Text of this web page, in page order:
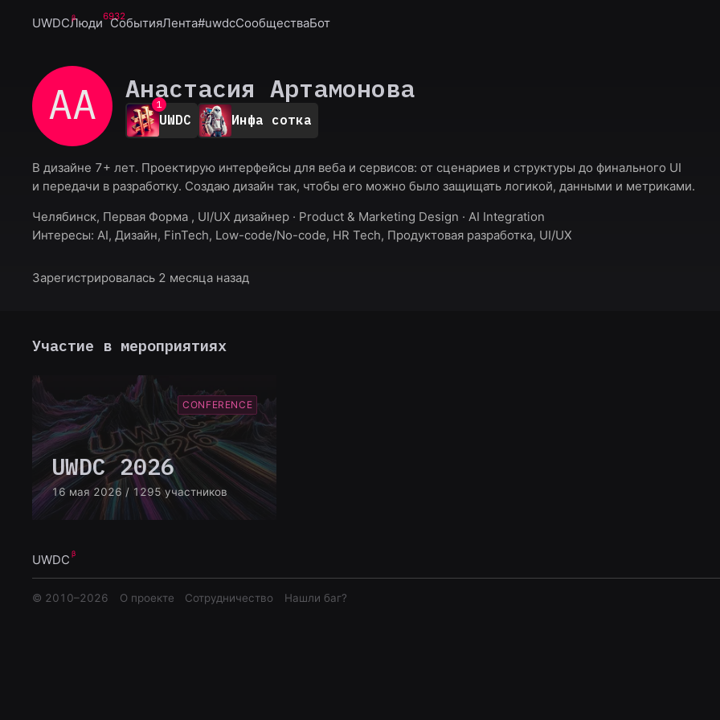
UWDCЛюди6932
СобытияЛента#uwdcСообществаБот
АА Анастасия Артамонова
0
1
2
3
5
6
8
9
UWDC Инфа сотка
В дизайне 7+ лет. Проектирую интерфейсы для веба и сервисов: от сценариев и структуры до финального UI
и передачи в разработку. Создаю дизайн так, чтобы его можно было защищать логикой, данными и метриками.
Челябинск, Первая Форма , UI/UX дизайнер · Product & Marketing Design · AI Integration
Интересы: AI, Дизайн, FinTech, Low-code/No-code, HR Tech, Продуктовая разработка, UI/UX
Зарегистрировалась 2 месяца назад
Участие в мероприятиях
CONFERENCE
UWDC 2026
16 мая 2026 / 1295 участников
UWDC
© 2010–2026 О проекте Сотрудничество Нашли баг?